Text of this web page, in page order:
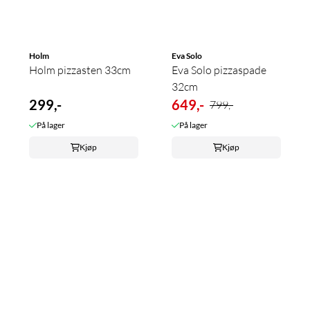
Holm
Holm pizzasten 33cm
299,-
På lager
Kjøp
Eva Solo
Eva Solo pizzaspade
32cm
649,- 799,-
På lager
Kjøp